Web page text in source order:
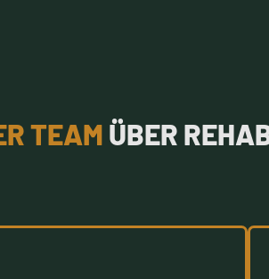
TEAM ÜBER